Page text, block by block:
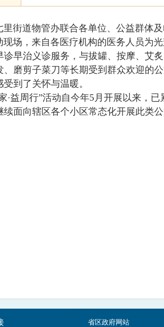
里街道物管办联合各单位、公益群体
现场，来自各医疗机构的医务人员为
诊早治义诊服务，与拔罐、按摩、艾
、磨剪子菜刀等长期受到群众欢迎的
到了关怀与温暖。
·益周行”活动自今年5 月开展以来，已
续面向辖区各个小区常态化开展此类
省区政府网站